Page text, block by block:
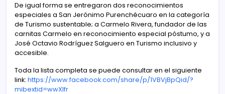
De igual forma se entregaron dos reconocimientos
especiales a San Jerónimo Purenchécuaro en la categoría
de Turismo sustentable; a Carmelo Rivera, fundador de las
carnitas Carmelo en reconocimiento especial póstumo, y a
José Octavio Rodríguez Salguero en Turismo inclusivo y
accesible.
Toda la lista completa se puede consultar en el siguiente
link: https://www.facebook.com/share/p/1VBVjBpQid/?
mibextid=wwXIfr